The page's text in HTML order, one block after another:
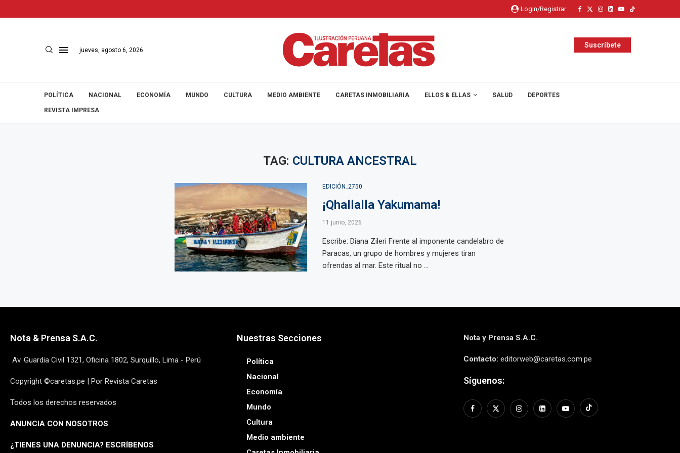
Login/Registrar
jueves, agosto 6, 2026
Suscríbete
POLÍTICA NACIONAL ECONOMÍA MUNDO CULTURA MEDIO AMBIENTE CARETAS INMOBILIARIA ELLOS & ELLAS SALUD DEPORTES
REVISTA IMPRESA
TAG: CULTURA ANCESTRAL
EDICIÓN_2750
¡Qhallalla Yakumama!
11 junio, 2026
Escribe: Diana Zileri Frente al imponente candelabro de
Paracas, un grupo de hombres y mujeres tiran
ofrendas al mar. Este ritual no ...
Nota & Prensa S.A.C.
Av. Guardia Civil 1321, Oficina 1802, Surquillo, Lima - Perú
Copyright ©caretas.pe | Por Revista Caretas
Todos los derechos reservados
ANUNCIA CON NOSOTROS
¿TIENES UNA DENUNCIA? ESCRÍBENOS
Nuestras Secciones
Política
Nacional
Economía
Mundo
Cultura
Medio ambiente
Nota y Prensa S.A.C.
Contacto: editorweb@caretas.com.pe
Síguenos: